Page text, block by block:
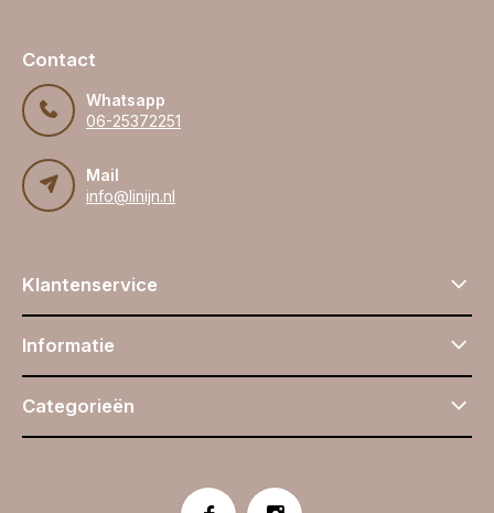
Contact
Whatsapp
06-25372251
Mail
info@linijn.nl
Klantenservice
Informatie
Categorieën